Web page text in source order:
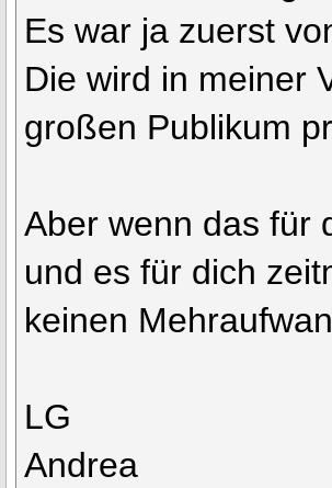
Es war ja zuerst
Die wird in meiner
großen Publikum
Aber wenn das für
und es für dich
keinen
LG
Andrea